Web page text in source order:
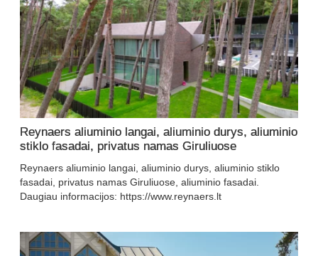
Reynaers aliuminio langai, aliuminio durys, aliuminio
stiklo fasadai, privatus namas Giruliuose
Reynaers aliuminio langai, aliuminio durys, aliuminio stiklo
fasadai, privatus namas Giruliuose, aliuminio fasadai.
Daugiau informacijos: https://www.reynaers.lt